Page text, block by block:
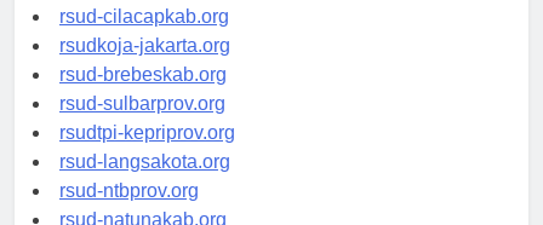
rsud-sintang.org
rsud-cilacapkab.org
rsudkoja-jakarta.org
rsud-brebeskab.org
rsud-sulbarprov.org
rsudtpi-kepriprov.org
rsud-langsakota.org
rsud-ntbprov.org